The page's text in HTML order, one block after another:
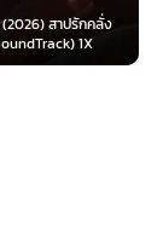
Survive